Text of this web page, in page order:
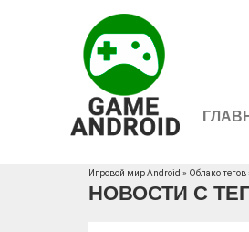
Игровой мир Android » Облако тегов
НОВОСТИ С